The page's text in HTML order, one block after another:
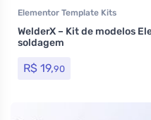
Elementor Template Kits
WelderX – Kit de modelos
soldagem
R$ 19,90